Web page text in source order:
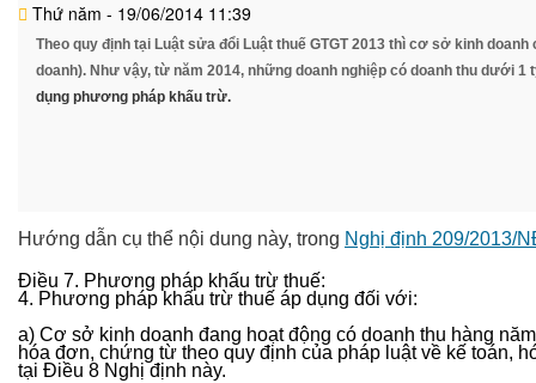
Thứ năm - 19/06/2014 11:39
Theo quy định tại Luật sửa đổi Luật thuế GTGT 2013 thì cơ sở kinh
doanh). Như vậy, từ năm 2014, những doanh nghiệp có doanh thu dưới
dụng phương pháp khấu trừ.
Hướng dẫn cụ thể nội dung này, trong Nghị định 209/2013/
Điều 7. Phương pháp khấu trừ thuế:
4. Phương pháp khấu trừ thuế áp dụng đối với:
a) Cơ sở kinh doanh đang hoạt động có doanh thu hàng
hóa đơn, chứng từ theo quy định của pháp luật về kế toán,
tại Điều 8 Nghị định này.